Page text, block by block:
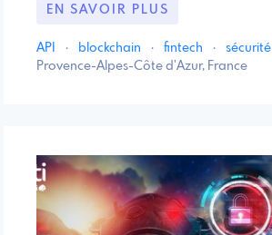
EN SAVOIR PLUS
API · blockchain · fintech · sécurité
Provence-Alpes-Côte d'Azur, France